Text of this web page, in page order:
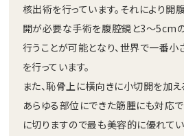
核出術を行っています。それにより
開が必要な手術を腹腔鏡と3～5cm
行うことが可能となり、世界で一番
を行っています。
また、恥骨上に横向きに小切開を加
あらゆる部位にできた筋腫にも対応
に切りますので最も美容的に優れて